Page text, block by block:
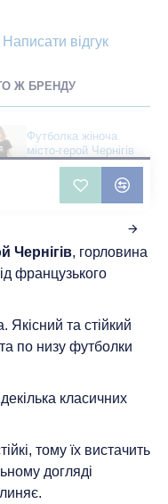
Написати відгук
Ж БРЕНДУ
Футболка жіноча
місто-герой Чернігів
чорна - DTF11502
Чернігів, горловина
французького
Якісний та стійкий
по низу футболки
класичних
тому їх вистачить
догляді